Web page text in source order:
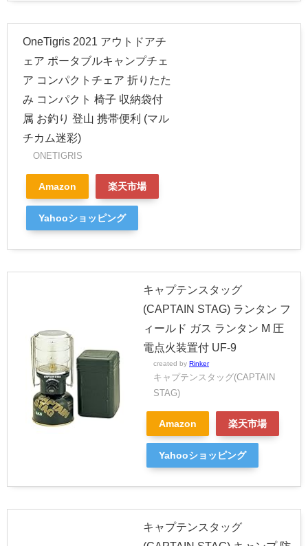
OneTigris 2021 アウトドアチ
ェア ポータブルキャンプチェ
ア コンパクトチェア 折りたた
み コンパクト 椅子 収納袋付
属 お釣り 登山 携帯便利 (マル
チカム迷彩)
ONETIGRIS
Amazon 楽天市場
Yahooショッピング
キャプテンスタッグ
(CAPTAIN STAG) ランタン フ
ィールド ガス ランタン M 圧
電点火装置付 UF-9
created by Rinker
キャプテンスタッグ(CAPTAIN
STAG)
Amazon 楽天市場
Yahooショッピング
キャプテンスタッグ